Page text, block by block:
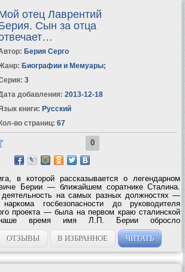
отец Лаврентий
Сын за отца
Берия Серго
Биографии и Мемуары;
3
добавления: 2013-12-18
книги: Русский
Кол-во страниц: 67
0
в которой рассказывается о легендарном
Берии — ближайшем соратнике Сталина.
деятельность на самых разных должностях —
госбезопасности до руководителя
проекта — была на первом краю сталинской
время имя Л.П. Берии обросло
мифами и легендами. Оно постоянно
недоброжелателей,...
ОТЗЫВЫ В ИЗБРАННОЕ ЧИТАТЬ